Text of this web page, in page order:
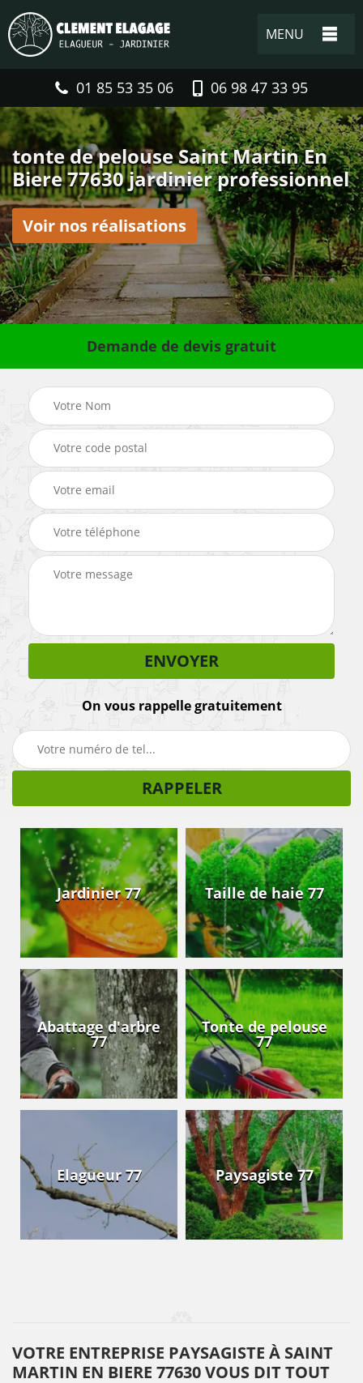
MENU
01 85 53 35 06 06 98 47 33 95
tonte de pelouse Saint Martin En
Biere 77630 jardinier professionnel
Voir nos réalisations
Demande de devis gratuit
On vous rappelle gratuitement
Jardinier 77 Taille de haie 77
Abattage d'arbre
77
Tonte de pelouse
77
Elagueur 77 Paysagiste 77
VOTRE ENTREPRISE PAYSAGISTE À SAINT
MARTIN EN BIERE 77630 VOUS DIT TOUT